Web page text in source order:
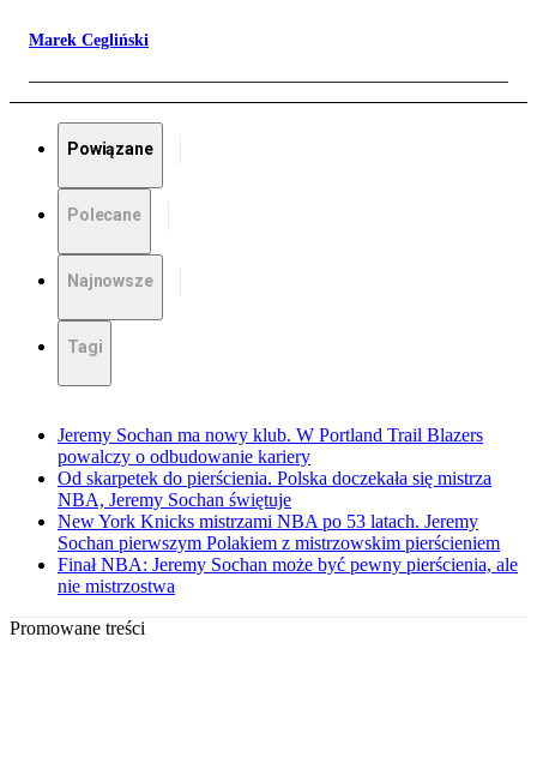
Marek Cegliński
Powiązane
Polecane
Najnowsze
Tagi
Jeremy Sochan ma nowy klub. W Portland Trail Blazers
powalczy o odbudowanie kariery
Od skarpetek do pierścienia. Polska doczekała się mistrza
NBA, Jeremy Sochan świętuje
New York Knicks mistrzami NBA po 53 latach. Jeremy
Sochan pierwszym Polakiem z mistrzowskim pierścieniem
Finał NBA: Jeremy Sochan może być pewny pierścienia, ale
nie mistrzostwa
Promowane treści